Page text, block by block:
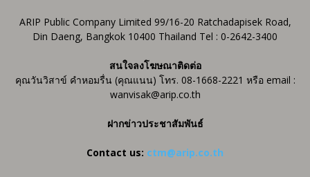
ARIP Public Company Limited 99/16-20 Ratchadapisek Road,
Din Daeng, Bangkok 10400 Thailand Tel : 0-2642-3400
สนใจลงโฆษณาติดต่อ
คุณวันวิสาข์ คำหอมรื่น (คุณแนน) โทร. 08-1668-2221 หรือ email :
wanvisak@arip.co.th
ฝากข่าวประชาสัมพันธ์
Contact us: ctm@arip.co.th